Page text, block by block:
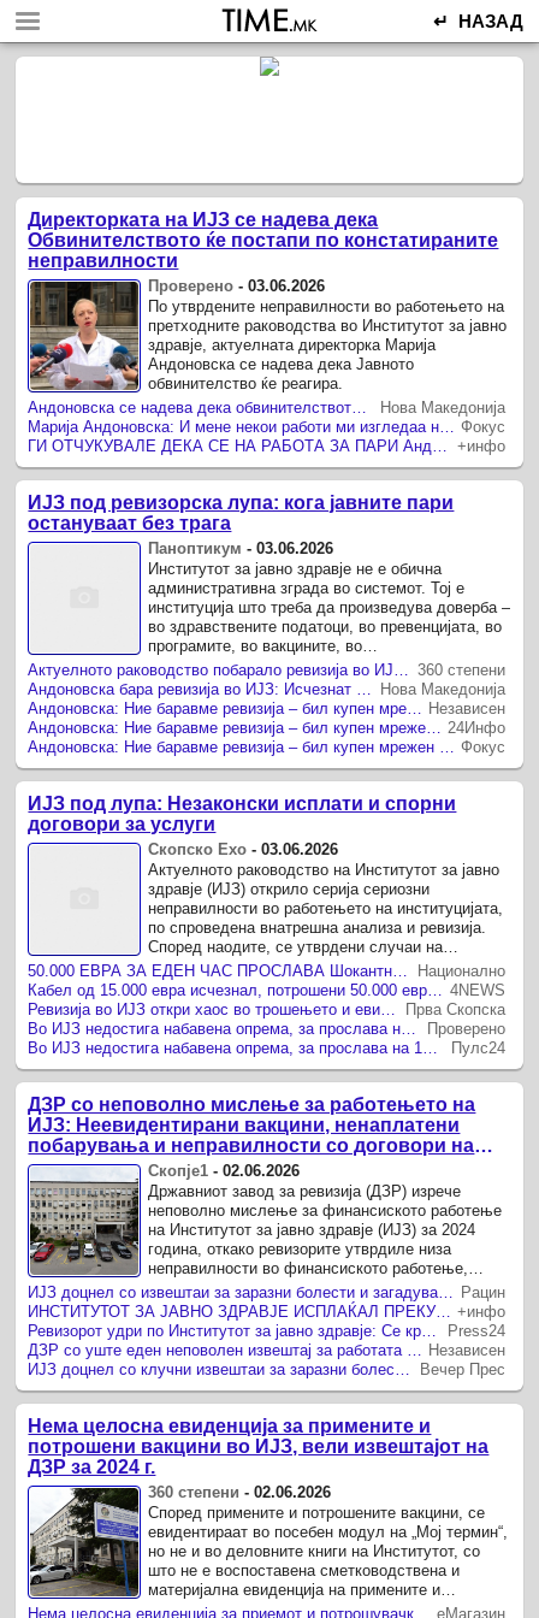
↵ НАЗАД
Директорката на ИЈЗ се надева дека
Обвинителството ќе постапи по констатираните
неправилности
Проверено -03.06.2026
По утврдените неправилности во работењето на
претходните раководства во Институтот за јавно
здравје, актуелната директорка Марија
Андоновска се надева дека Јавното
обвинителство ќе реагира.
Нова Македонија
Фокус
+инфо
ИЈЗ под ревизорска лупа: кога јавните пари
остануваат без трага
Паноптикум -03.06.2026
Институтот за јавно здравје не е обична
административна зграда во системот. Тој е
институција што треба да произведува доверба –
во здравствените податоци, во превенцијата, во
програмите, во вакцините, во
јавноздравствената логика на државата.360 степени
Нова Македонија
Независен
24Инфо
Фокус
ИЈЗ под лупа: Незаконски исплати и спорни
договори за услуги
Скопско Ехо -03.06.2026
Актуелното раководство на Институтот за јавно
здравје (ИЈЗ) открило серија сериозни
неправилности во работењето на институцијата,
по спроведена внатрешна анализа и ревизија.
Според наодите, се утврдени случаи на
недокументирани набавки, спорни ...
50.000 ЕВРА ЗА ЕДЕН ЧАС ПРОСЛАВА Шокантни детали од Институтот за јавно здравје
Национално
Кабел од 15.000 евра исчезнал, потрошени 50.000 евра за едночасовна прослава – директорката на ИЈЗ објави нови сомнежи за злоупотреби 4NEWS
Ревизија во ИЈЗ откри хаос во трошењето и евиденцијата
Прва Скопска
Во ИЈЗ недостига набавена опрема, за прослава на 100-годишнината од Институтот потрошени 50.000 евра
Проверено
Во ИЈЗ недостига набавена опрема, за прослава на 100-годишнината од Институтот потрошени 50.000 евра
Пулс24
ДЗР со неповолно мислење за работењето на
ИЈЗ: Неевидентирани вакцини, ненаплатени
побарувања и неправилности со договори на
дело
Скопје1 -02.06.2026
Државниот завод за ревизија (ДЗР) изрече
неповолно мислење за финансиското работење
на Институтот за јавно здравје (ИЈЗ) за 2024
година, откако ревизорите утврдиле низа
неправилности во финансиското работење,
евиденцијата на медицински материјали и ...
ИЈЗ доцнел со извештаи за заразни болести и загадување Рацин
ИНСТИТУТОТ ЗА ЈАВНО ЗДРАВЈЕ ИСПЛАЌАЛ ПРЕКУВРЕМЕНИ ЧАСОВИ БЕЗ ОДЛУКИ Ревизорите утврдиле низа слабости во работењето во 2024 година +инфо
Ревизорот удри по Институтот за јавно здравје: Се криеле вакцини од деловните книги, заглавени над 18 милиони денари
Press24
ДЗР со уште еден неповолен извештај за работата на Институтот за јавно здравје Независен
ИЈЗ доцнел со клучни извештаи за заразни болести и загадување, ревизорите утврдија низа неправилности
Вечер Прес
Нема целосна евиденција за примените и
потрошени вакцини во ИЈЗ, вели извештајот на
ДЗР за 2024 г.
360 степени -02.06.2026
Според примените и потрошените вакцини, се
евидентираат во посебен модул на „Мој термин“,
но не и во деловните книги на Институтот, со
што не е воспоставена сметководствена и
материјална евиденција на примените и
потрошени залихи Институтот за јавно ...еМагазин